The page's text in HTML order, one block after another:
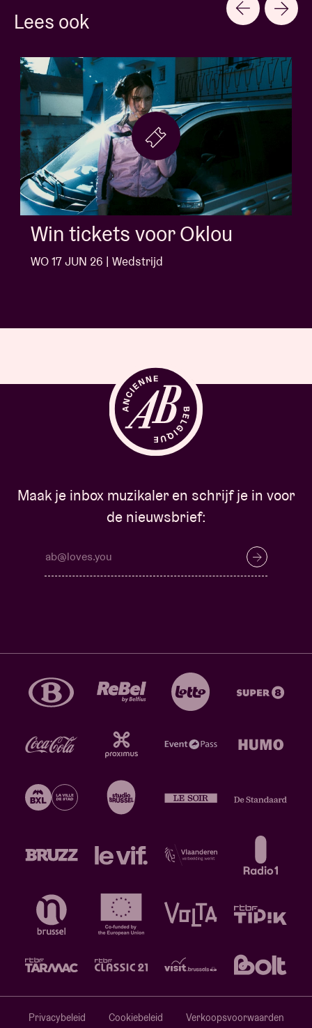
Lees ook
Win tickets voor Jack White
WO 10 JUN 26 | Wedstrijd
Maak je inbox muzikaler en schrijf je in voor
de nieuwsbrief:
Privacybeleid Cookiebeleid Verkoopsvoorwaarden